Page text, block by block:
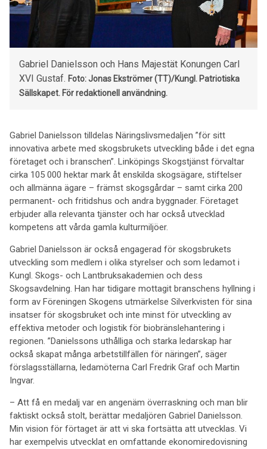
Gabriel Danielsson och Hans Majestät Konungen Carl
XVI Gustaf. Foto: Jonas Ekströmer (TT)/Kungl. Patriotiska
Sällskapet. För redaktionell användning.
Gabriel Danielsson tilldelas Näringslivsmedaljen ”för sitt
innovativa arbete med skogsbrukets utveckling både i det egna
företaget och i branschen”. Linköpings Skogstjänst förvaltar
cirka 105 000 hektar mark åt enskilda skogsägare, stiftelser
och allmänna ägare – främst skogsgårdar – samt cirka 200
permanent- och fritidshus och andra byggnader. Företaget
erbjuder alla relevanta tjänster och har också utvecklad
kompetens att vårda gamla kulturmiljöer.
Gabriel Danielsson är också engagerad för skogsbrukets
utveckling som medlem i olika styrelser och som ledamot i
Kungl. Skogs- och Lantbruksakademien och dess
Skogsavdelning. Han har tidigare mottagit branschens hyllning i
form av Föreningen Skogens utmärkelse Silverkvisten för sina
insatser för skogsbruket och inte minst för utveckling av
effektiva metoder och logistik för biobränslehantering i
regionen. ”Danielssons uthålliga och starka ledarskap har
också skapat många arbetstillfällen för näringen”, säger
förslagsställarna, ledamöterna Carl Fredrik Graf och Martin
Ingvar.
– Att få en medalj var en angenäm överraskning och man blir
faktiskt också stolt, berättar medaljören Gabriel Danielsson.
Min vision för förtaget är att vi ska fortsätta att utvecklas. Vi
har exempelvis utvecklat en omfattande ekonomiredovisning